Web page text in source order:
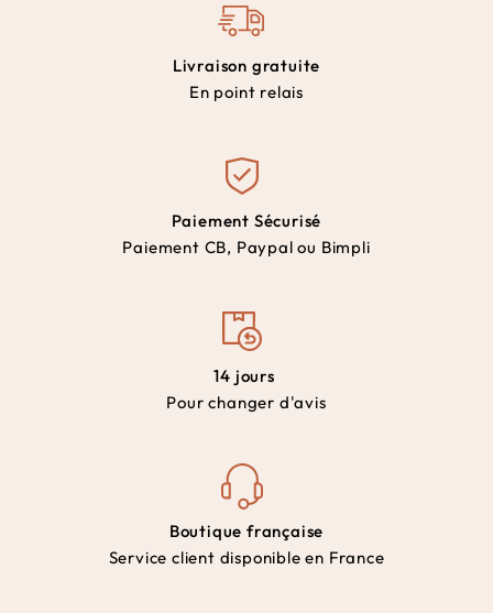
Livraison gratuite
En point relais
Paiement Sécurisé
Paiement CB, Paypal ou Bimpli
14 jours
Pour changer d'avis
Boutique française
Service client disponible en France